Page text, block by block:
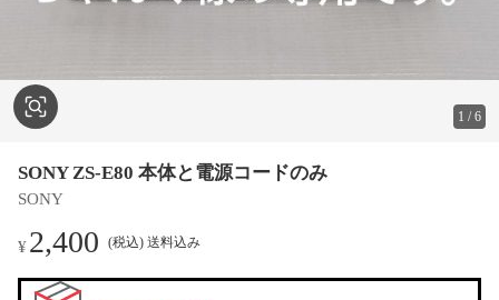
1 /6
SONY ZS-E80 本体と電源コードのみ
SONY
¥2,400 (税込) 送料込み